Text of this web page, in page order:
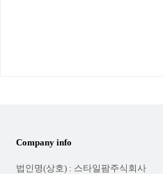
Company info
법인명(상호) : 스타일팜주식회사